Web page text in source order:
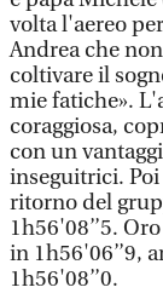
volta l'aereo
Andrea che
coltivare il
mie fatiche».
coraggiosa,
con un
inseguitrici. Poi
ritorno del
1h56'08’’5.
in 1h56'06’’9,
1h56'08’’0.